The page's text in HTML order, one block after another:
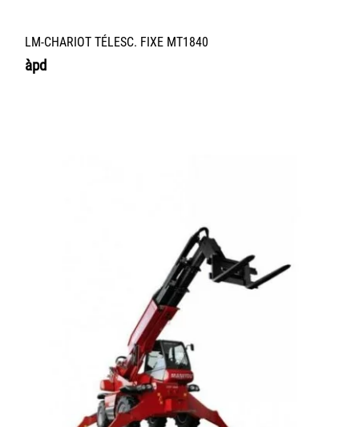
LM-CHARIOT TÉLESC. FIXE MT1840
àpd